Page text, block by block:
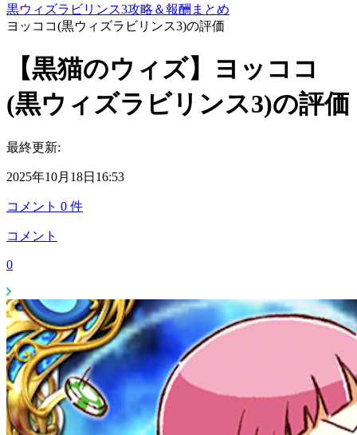
黒ウィズラビリンス3攻略＆報酬まとめ
ヨッココ(黒ウィズラビリンス3)の評価
【黒猫のウィズ】ヨッココ
(黒ウィズラビリンス3)の評価
最終更新:
2025年10月18日16:53
コメント 0 件
コメント
0